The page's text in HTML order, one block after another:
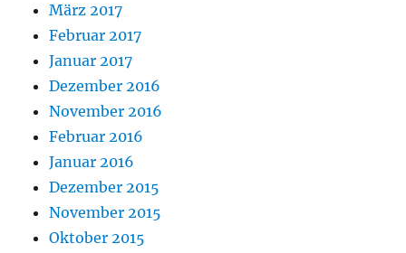
März 2017
Februar 2017
Januar 2017
Dezember 2016
November 2016
Februar 2016
Januar 2016
Dezember 2015
November 2015
Oktober 2015